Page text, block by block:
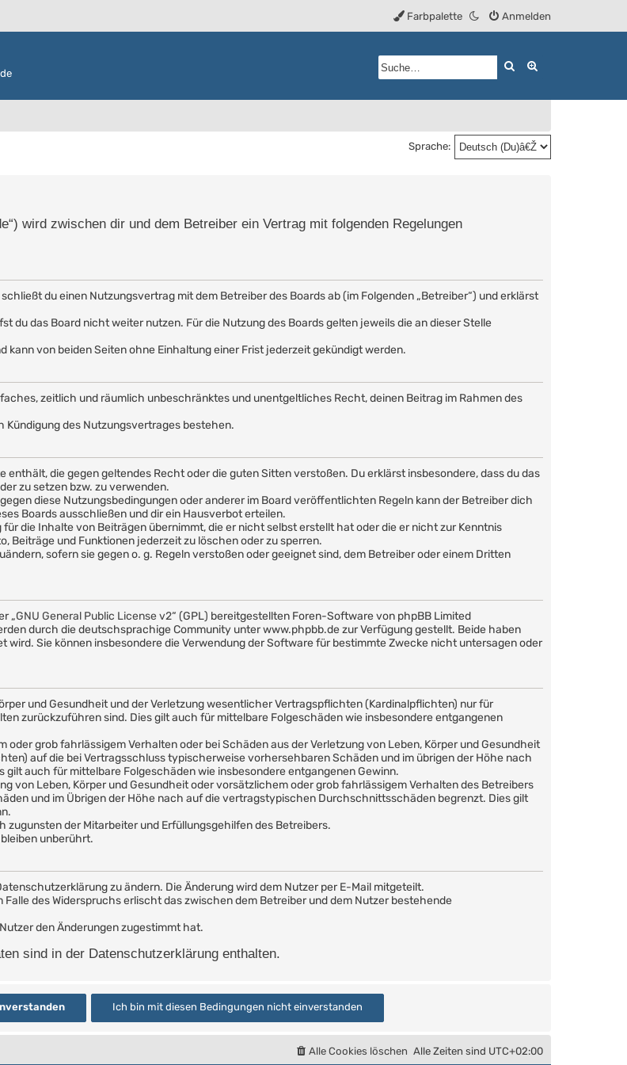
Anmelden
Farbpalette
Suche
Sprache:
wird zwischen dir und dem Betreiber ein Vertrag mit folgenden Regelungen
du einen Nutzungsvertrag mit dem Betreiber des Boards ab (im Folgenden „Betreiber“) und erklärst
du das Board nicht weiter nutzen. Für die Nutzung des Boards gelten jeweils die an dieser Stelle
von beiden Seiten ohne Einhaltung einer Frist jederzeit gekündigt werden.
zeitlich und räumlich unbeschränktes und unentgeltliches Recht, deinen Beitrag im Rahmen des
des Nutzungsvertrages bestehen.
enthält, die gegen geltendes Recht oder die guten Sitten verstoßen. Du erklärst insbesondere, dass du das
zu setzen bzw. zu verwenden.
diese Nutzungsbedingungen oder anderer im Board veröffentlichten Regeln kann der Betreiber dich
Boards ausschließen und dir ein Hausverbot erteilen.
die Inhalte von Beiträgen übernimmt, die er nicht selbst erstellt hat oder die er nicht zur Kenntnis
Beiträge und Funktionen jederzeit zu löschen oder zu sperren.
sofern sie gegen o. g. Regeln verstoßen oder geeignet sind, dem Betreiber oder einem Dritten
„GNU General Public License v2“ (GPL) bereitgestellten Foren-Software von phpBB Limited
durch die deutschsprachige Community unter www.phpbb.de zur Verfügung gestellt. Beide haben
wird. Sie können insbesondere die Verwendung der Software für bestimmte Zwecke nicht untersagen oder
und Gesundheit und der Verletzung wesentlicher Vertragspflichten (Kardinalpflichten) nur für
zurückzuführen sind. Dies gilt auch für mittelbare Folgeschäden wie insbesondere entgangenen
grob fahrlässigem Verhalten oder bei Schäden aus der Verletzung von Leben, Körper und Gesundheit
auf die bei Vertragsschluss typischerweise vorhersehbaren Schäden und im übrigen der Höhe nach
auch für mittelbare Folgeschäden wie insbesondere entgangenen Gewinn.
von Leben, Körper und Gesundheit oder vorsätzlichem oder grob fahrlässigem Verhalten des Betreibers
und im Übrigen der Höhe nach auf die vertragstypischen Durchschnittsschäden begrenzt. Dies gilt
zugunsten der Mitarbeiter und Erfüllungsgehilfen des Betreibers.
unberührt.
zu ändern. Die Änderung wird dem Nutzer per E-Mail mitgeteilt.
des Widerspruchs erlischt das zwischen dem Betreiber und dem Nutzer bestehende
den Änderungen zugestimmt hat.
sind in der Datenschutzerklärung enthalten.
Alle Zeiten sind UTC+02:00
Alle Cookies löschen